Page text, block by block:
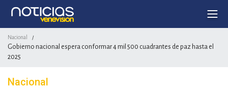
Nacional /
Gobierno nacional espera conformar 4 mil 500 cuadrantes de paz hasta el
2025
Nacional